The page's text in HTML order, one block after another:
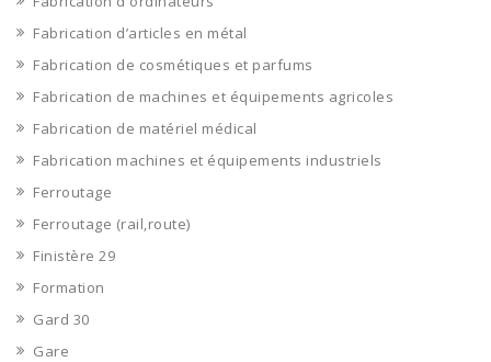
Fabrication d’articles en métal
Fabrication de cosmétiques et parfums
Fabrication de machines et équipements agricoles
Fabrication de matériel médical
Fabrication machines et équipements industriels
Ferroutage
Ferroutage (rail,route)
Finistère 29
Formation
Gard 30
Gare